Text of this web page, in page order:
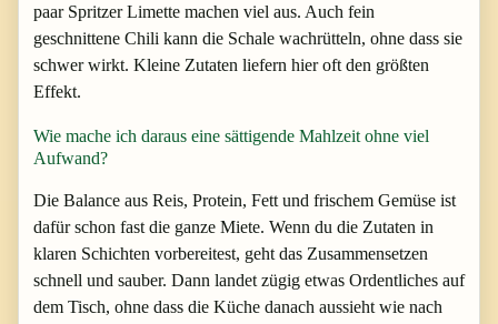
paar Spritzer Limette machen viel aus. Auch fein
geschnittene Chili kann die Schale wachrütteln, ohne dass sie
schwer wirkt. Kleine Zutaten liefern hier oft den größten
Effekt.
Wie mache ich daraus eine sättigende Mahlzeit ohne viel
Aufwand?
Die Balance aus Reis, Protein, Fett und frischem Gemüse ist
dafür schon fast die ganze Miete. Wenn du die Zutaten in
klaren Schichten vorbereitest, geht das Zusammensetzen
schnell und sauber. Dann landet zügig etwas Ordentliches auf
dem Tisch, ohne dass die Küche danach aussieht wie nach